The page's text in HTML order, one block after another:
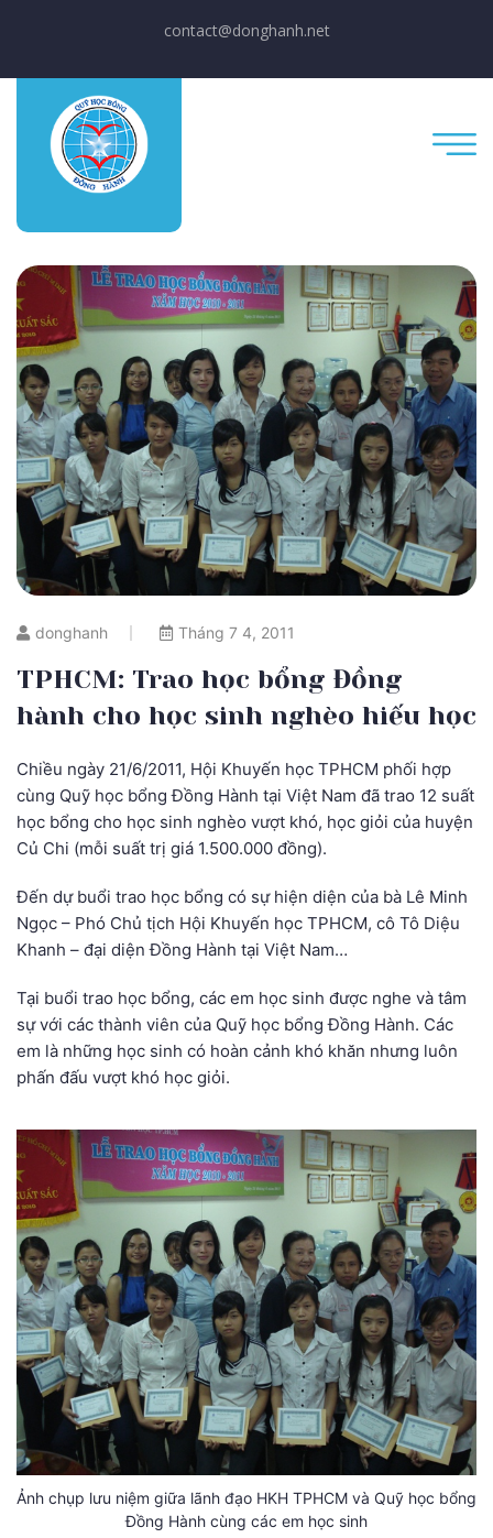
contact@donghanh.net
donghanh Tháng 7 4, 2011
TPHCM: Trao học bổng Đồng
hành cho học sinh nghèo hiếu học
Chiều ngày 21/6/2011, Hội Khuyến học TPHCM phối hợp
cùng Quỹ học bổng Đồng Hành tại Việt Nam đã trao 12 suất
học bổng cho học sinh nghèo vượt khó, học giỏi của huyện
Củ Chi (mỗi suất trị giá 1.500.000 đồng).
Đến dự buổi trao học bổng có sự hiện diện của bà Lê Minh
Ngọc – Phó Chủ tịch Hội Khuyến học TPHCM, cô Tô Diệu
Khanh – đại diện Đồng Hành tại Việt Nam…
Tại buổi trao học bổng, các em học sinh được nghe và tâm
sự với các thành viên của Quỹ học bổng Đồng Hành. Các
em là những học sinh có hoàn cảnh khó khăn nhưng luôn
phấn đấu vượt khó học giỏi.
Ảnh chụp lưu niệm giữa lãnh đạo HKH TPHCM và Quỹ học bổng
Đồng Hành cùng các em học sinh